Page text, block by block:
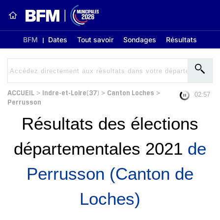
BFM Dates Tout savoir Sondages Résultats
ACCUEIL > Indre-et-Loire(37) > Canton Loches >
Perrusson
02:56
Résultats des élections
départementales 2021 de
Perrusson (Canton de
Loches)